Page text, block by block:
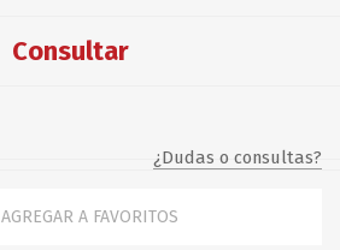
Consultar
¿Dudas o consultas?
AGREGAR A FAVORITOS